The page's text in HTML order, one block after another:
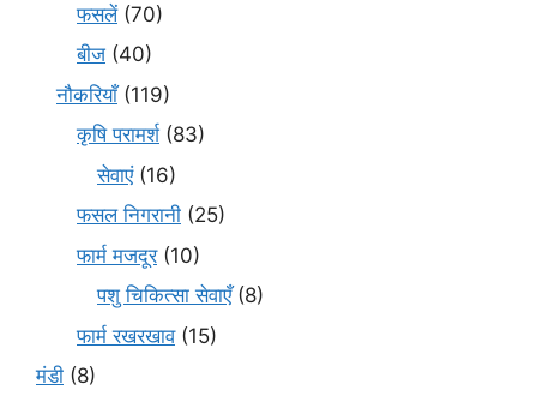
फसलें(70)
बीज (40)
नौकरियाँ(119)
कृषि परामर्श(83)
सेवाएं(16)
फसल निगरानी (25)
फार्म मजदूर(10)
पशु चिकित्सा सेवाएँ(8)
फार्म रखरखाव(15)
मंडी (8)